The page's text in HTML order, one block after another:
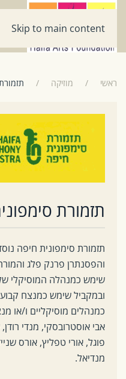
Skip to main content
ראשי מוזיקה
תזמורת
והפסנתרן פרנק פלג
שימש כמנהלה המוסיקלי
ובמקביל שימש כמנצח קבוע
כמנהלים מוסיקליים ו/או
אבי אוסטרובסקי, מנדי
פוגל, אורי טפליץ, אורס
מנדיאל.